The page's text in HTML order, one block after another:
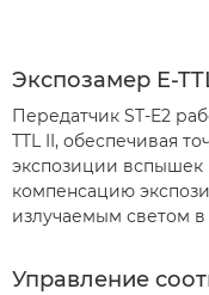
Экспозамер E-
Передатчик ST-E2
TTL II, обеспечивая
экспозиции вспышек
компенсацию
излучаемым светом
Управление